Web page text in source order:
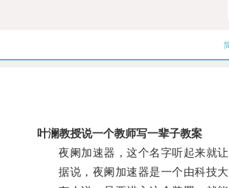
叶澜教授说一个教师写一辈子教案
夜阑加速器，这个名字听起来就让
据说，夜阑加速器是一个由科技大